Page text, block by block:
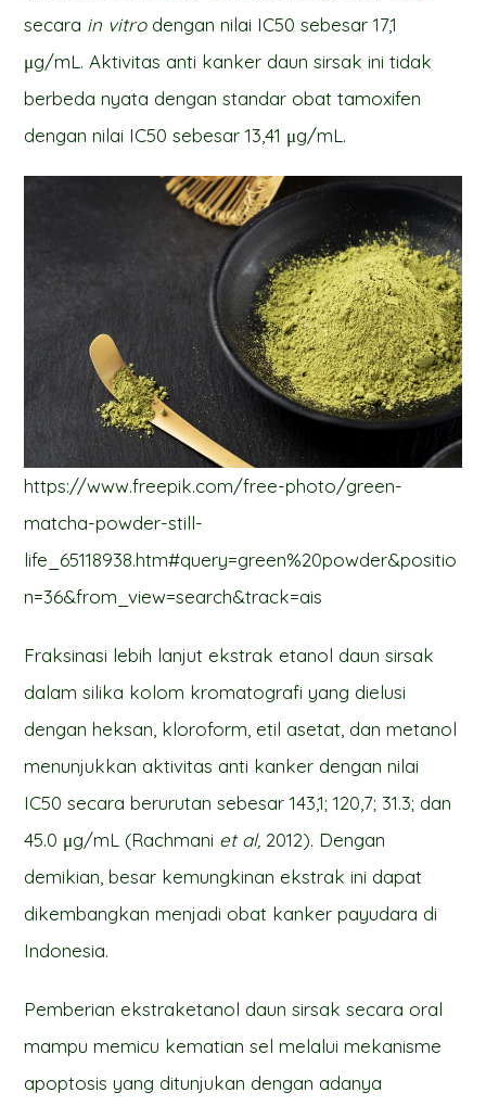
secara in vitro dengan nilai IC50 sebesar 17,1
μg/mL. Aktivitas anti kanker daun sirsak ini tidak
berbeda nyata dengan standar obat tamoxifen
dengan nilai IC50 sebesar 13,41 μg/mL.
https://www.freepik.com/free-photo/green-
matcha-powder-still-
life_65118938.htm#query=green%20powder&positio
n=36&from_view=search&track=ais
Fraksinasi lebih lanjut ekstrak etanol daun sirsak
dalam silika kolom kromatografi yang dielusi
dengan heksan, kloroform, etil asetat, dan metanol
menunjukkan aktivitas anti kanker dengan nilai
IC50 secara berurutan sebesar 143,1; 120,7; 31.3; dan
45.0 μg/mL (Rachmani et al, 2012). Dengan
demikian, besar kemungkinan ekstrak ini dapat
dikembangkan menjadi obat kanker payudara di
Indonesia.
Pemberian ekstraketanol daun sirsak secara oral
mampu memicu kematian sel melalui mekanisme
apoptosis yang ditunjukan dengan adanya